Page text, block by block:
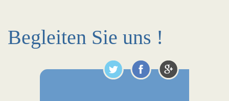
Begleiten Sie uns !